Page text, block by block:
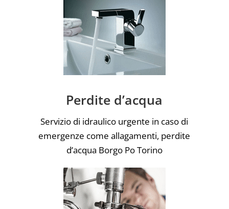
Perdite d’acqua
Servizio di idraulico urgente in caso di
emergenze come allagamenti, perdite
d’acqua Borgo Po Torino